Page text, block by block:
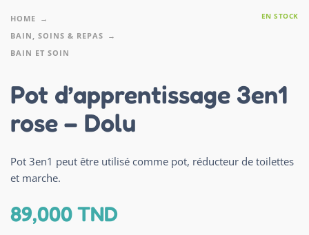
HOME
BAIN, SOINS & REPAS
BAIN ET SOIN
EN STOCK
Pot d’apprentissage 3en1
rose – Dolu
Pot 3en1 peut être utilisé comme pot, réducteur de toilettes
et marche.
89,000TND